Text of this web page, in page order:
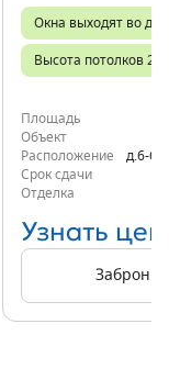
Окна выходят во
Высота потолков
Площадь
Объект
Расположение
д.6-6
Срок сдачи
Отделка
Узнать